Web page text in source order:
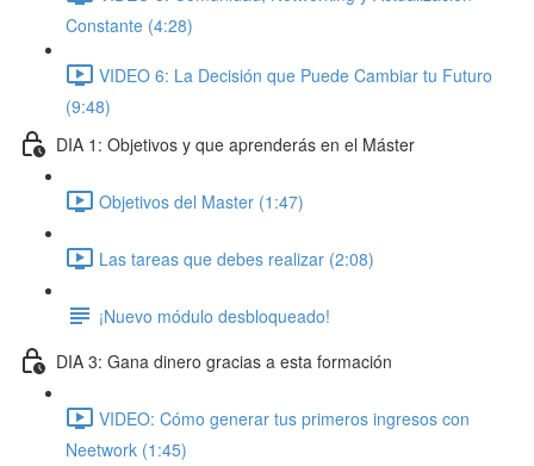
Constante (4:28)
VIDEO 6: La Decisión que Puede Cambiar tu Futuro
(9:48)
DIA 1: Objetivos y que aprenderás en el Máster
Objetivos del Master (1:47)
Las tareas que debes realizar (2:08)
¡Nuevo módulo desbloqueado!
DIA 3: Gana dinero gracias a esta formación
VIDEO: Cómo generar tus primeros ingresos con
Neetwork (1:45)